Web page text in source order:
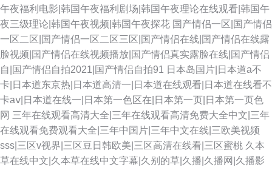
午夜福利电影|韩国午夜福利剧场|韩国午夜理论在线观看|韩国午
夜三级理论|韩国午夜视频|韩国午夜探花 国产情侣一区|国产情侣
一区二区|国产情侣一区二区三区|国产情侣在线|国产情侣在线露
脸视频|国产情侣在线视频播放|国产情侣真实露脸在线|国产情侣
自|国产情侣自拍2021|国产情侣自拍91 日本岛国片|日本道a不
卡|日本道东京热|日本道高清一|日本道在线观看|日本道在线看不
卡aⅴ|日本道在线一|日本第一色区在|日本第一页|日本第一页色
网 三年在线观看高清大全|三年在线观看高清免费大全中文|三年
在线观看免费观看大全|三年中国片|三年中文在线|三欧美视频
sss|三区v视界|三区豆日韩欧美|三区高清在线看|三区蜜桃 久本
草在线中文|久本草在线中文字幕|久别的草|久播|久播网|久播影